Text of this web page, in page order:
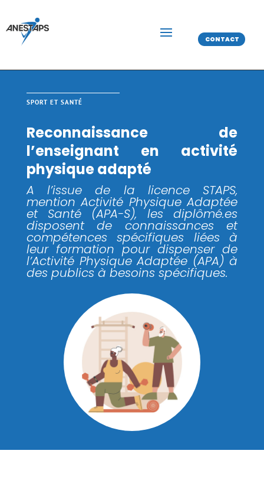
CONTACT
SPORT ET SANTÉ
Reconnaissance de
l’enseignant en activité
physique adapté
A l’issue de la licence STAPS,
mention Activité Physique Adaptée
et Santé (APA-S), les diplômé.es
disposent de connaissances et
compétences spécifiques liées à
leur formation pour dispenser de
l’Activité Physique Adaptée (APA) à
des publics à besoins spécifiques.